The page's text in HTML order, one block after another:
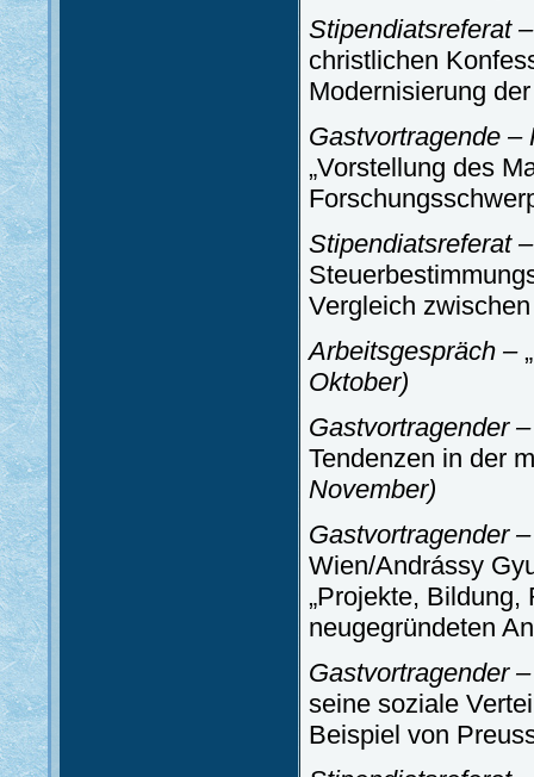
Stipendiatsreferat
christlichen
Modernisierung
Gastvortragende –
„Vorstellung des
Stipendiatsreferat
Vergleich
Arbeitsgespräch –
Oktober)
Gastvortragender
Tendenzen in der
November)
Gastvortragender
Wien/Andrássy
„Projekte,
neugegründeten
Gastvortragender
seine soziale
Beispiel von